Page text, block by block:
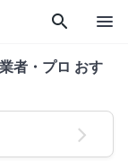
search menu
者・プロ おす